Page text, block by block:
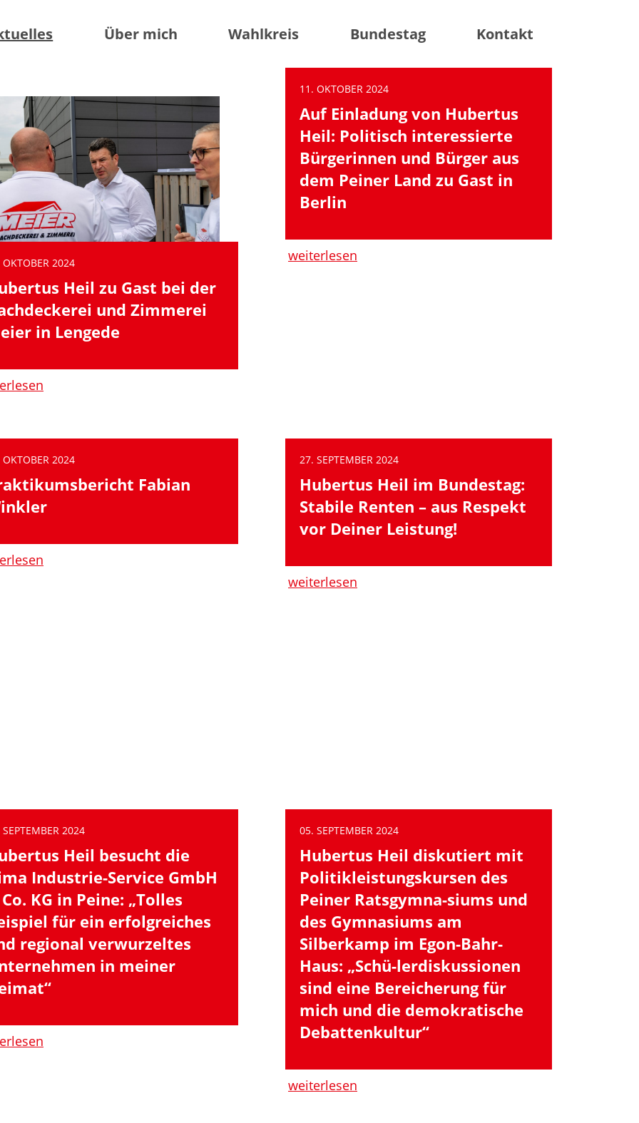
Über mich Wahlkreis Bundestag Kontakt
OKTOBER 2024
Heil zu Gast bei der
und Zimmerei
in Lengede
11. OKTOBER 2024
Auf Einladung von Hubertus
Heil: Politisch interessierte
Bürgerinnen und Bürger aus
dem Peiner Land zu Gast in
Berlin
weiterlesen
2024
Fabian
27. SEPTEMBER 2024
Hubertus Heil im Bundestag:
Stabile Renten – aus Respekt
vor Deiner Leistung!
weiterlesen
2024
Heil besucht die
Industrie-Service GmbH
KG in Peine: „Tolles
für ein erfolgreiches
regional verwurzeltes
in meiner
05. SEPTEMBER 2024
Hubertus Heil diskutiert mit
Politikleistungskursen des
Peiner Ratsgymna-siums und
des Gymnasiums am
Silberkamp im Egon-Bahr-
Haus: „Schü-lerdiskussionen
sind eine Bereicherung für
mich und die demokratische
Debattenkultur“
weiterlesen